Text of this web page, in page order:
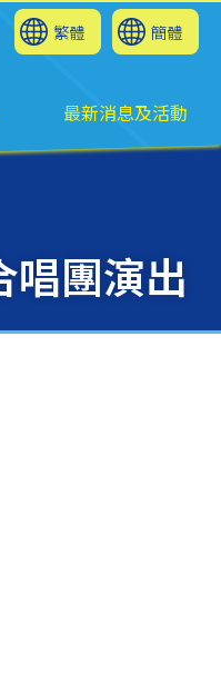
繁體 簡體
最新消息及活動
唱團演出